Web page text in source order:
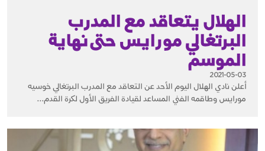
الهلال يتعاقد مع المدرب
البرتغالي مورايس حتى نهاية
الموسم
2021-05-03
أعلن نادي الهلال اليوم الأحد عن التعاقد مع المدرب البرتغالي خوسيه
مورايس وطاقمه الفني المساعد لقيادة الفريق الأول لكرة القدم...